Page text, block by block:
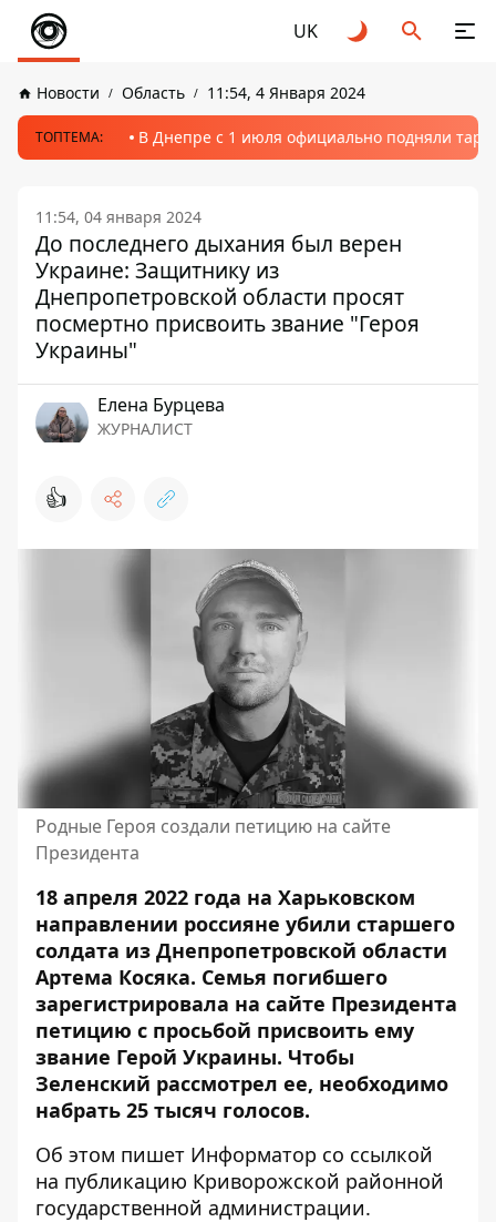
UK
Новости Область 11:54, 4 Января 2024
ТОПТЕМА: В Днепре с 1 июля официально подняли
11:54, 04 января 2024
До последнего дыхания был верен
Украине: Защитнику из
Днепропетровской области просят
посмертно присвоить звание "Героя
Украины"
Елена Бурцева
ЖУРНАЛИСТ
👍
Родные Героя создали петицию на сайте
Президента
18 апреля 2022 года на Харьковском
направлении россияне убили старшего
солдата из Днепропетровской области
Артема Косяка. Семья погибшего
зарегистрировала на сайте Президента
петицию с просьбой присвоить ему
звание Герой Украины. Чтобы
Зеленский рассмотрел ее, необходимо
набрать 25 тысяч голосов.
Об этом пишет Информатор со ссылкой
на публикацию Криворожской районной
государственной администрации.